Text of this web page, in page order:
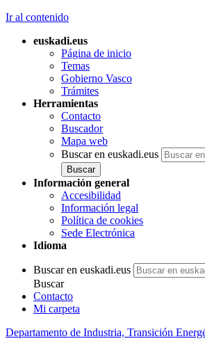
Ir al contenido
euskadi.eus
Página de inicio
Temas
Gobierno Vasco
Trámites
Herramientas
Contacto
Buscador
Mapa web
Buscar en euskadi.eus
Información general
Accesibilidad
Información legal
Política de cookies
Sede Electrónica
Idioma
Buscar en euskadi.eus
Buscar
Contacto
Mi carpeta
Departamento de Industria, Transición